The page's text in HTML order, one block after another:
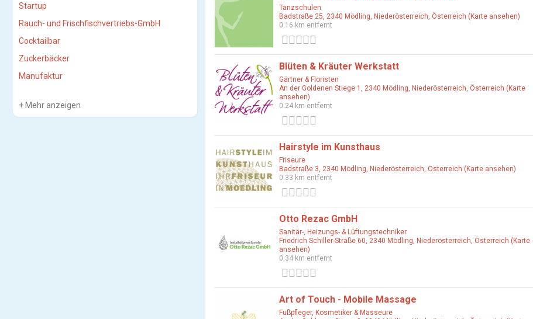
Startup
Rauch- und Frischfischvertriebs-GmbH
Cocktailbar
Zuckerbäcker
Manufaktur
Mehr anzeigen
Tanzschulen
Badstraße 25, 2340 Mödling, Niederösterreich, Österreich (Karte ansehen)
0.16 km entfernt
Blüten & Kräuter Werkstatt
Gärtner & Floristen
An der Goldenen Stiege 1, 2340 Mödling, Niederösterreich, Österreich (Karte
ansehen)
0.24 km entfernt
Hairstyle im Kunsthaus
Friseure
Badstraße 3, 2340 Mödling, Niederösterreich, Österreich (Karte ansehen)
0.33 km entfernt
Otto Rezac GmbH
Sanitär-, Heizungs- & Lüftungstechniker
Friedrich Schiller-Straße 60, 2340 Mödling, Niederösterreich, Österreich (Karte
ansehen)
0.34 km entfernt
Art of Touch - Mobile Massage
Fußpfleger, Kosmetiker & Masseure